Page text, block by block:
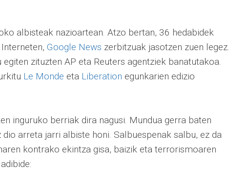
albisteak nazioartean. Atzo bertan, 36 hedabidek
Google News zerbitzuak jasotzen zuen legez.
zituzten AP eta Reuters agentziek banatutakoa.
Le Monde eta Liberation egunkarien edizio
inguruko berriak dira nagusi. Mundua gerra baten
arreta jarri albiste honi. Salbuespenak salbu, ez da
kontrako ekintza gisa, baizik eta terrorismoaren